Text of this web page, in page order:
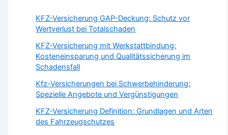
KFZ-Versicherung GAP-Deckung: Schutz vor
Wertverlust bei Totalschaden
KFZ-Versicherung mit Werkstattbindung:
Kosteneinsparung und Qualitätssicherung im
Schadensfall
Kfz-Versicherungen bei Schwerbehinderung:
Spezielle Angebote und Vergünstigungen
KFZ-Versicherung Definition: Grundlagen und Arten
des Fahrzeugschutzes